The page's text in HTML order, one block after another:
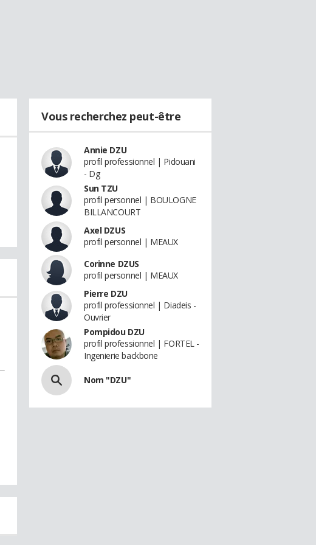
Vous recherchez peut-être
Annie DZU
profil professionnel | Pidouani
- Dg
Sun TZU
profil personnel | BOULOGNE
BILLANCOURT
Axel DZUS
profil personnel | MEAUX
Corinne DZUS
profil personnel | MEAUX
Pierre DZU
profil professionnel | Diadeis -
Ouvrier
Pompidou DZU
profil professionnel | FORTEL -
Ingenierie backbone
Nom "DZU"